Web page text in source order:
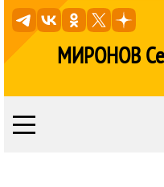
МИРОНОВ